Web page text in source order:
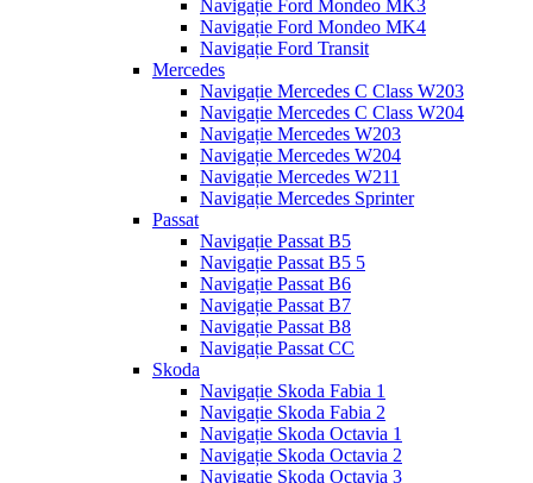
Navigație Ford Mondeo MK3
Navigație Ford Mondeo MK4
Navigație Ford Transit
Mercedes
Navigație Mercedes C Class W203
Navigație Mercedes C Class W204
Navigație Mercedes W203
Navigație Mercedes W204
Navigație Mercedes W211
Navigație Mercedes Sprinter
Passat
Navigație Passat B5
Navigație Passat B5 5
Navigație Passat B6
Navigație Passat B7
Navigație Passat B8
Navigație Passat CC
Skoda
Navigație Skoda Fabia 1
Navigație Skoda Fabia 2
Navigație Skoda Octavia 1
Navigație Skoda Octavia 2
Navigație Skoda Octavia 3